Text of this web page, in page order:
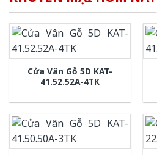
Cửa Vân Gỗ 5D KAT-
41.52.52A-4TK